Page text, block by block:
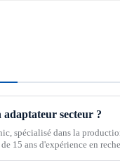
secteur ?
spécialisé dans la
15 ans d'expérience en